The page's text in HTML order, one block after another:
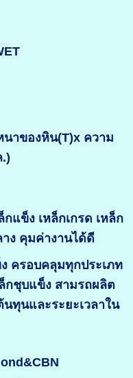
าของหิน(T)x ความ
แข็ง เหล็กเกรด เหล็ก
าง คุมค่างานได้ดี
ครอบคลุมทุกประเภท
กชุบแข็ง สามรถผลิต
ทุนและระยะเวลาใน